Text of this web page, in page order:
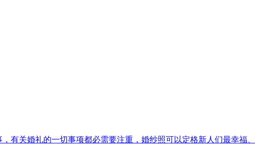
有关婚礼的一切事项都必需要注重，婚纱照可以定格新人们最幸福